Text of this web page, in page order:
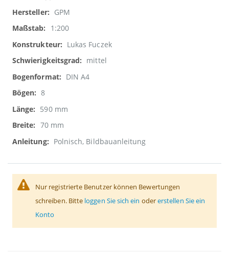
InformationenGPM
1:200
Lukas Fuczek
mittel
DIN A4
8
590 mm
70 mm
Polnisch, Bildbauanleitung
Nur registrierte Benutzer können Bewertungen
schreiben. Bitte loggen Sie sich ein odererstellen Sie ein
Konto